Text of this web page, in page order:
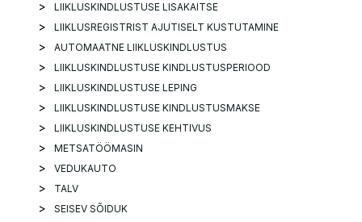
LIIKLUSKINDLUSTUSE LISAKAITSE
LIIKLUSREGISTRIST AJUTISELT KUSTUTAMINE
AUTOMAATNE LIIKLUSKINDLUSTUS
LIIKLUSKINDLUSTUSE KINDLUSTUSPERIOOD
LIIKLUSKINDLUSTUSE LEPING
LIIKLUSKINDLUSTUSE KINDLUSTUSMAKSE
LIIKLUSKINDLUSTUSE KEHTIVUS
METSATÖÖMASIN
VEDUKAUTO
TALV
SEISEV SÕIDUK